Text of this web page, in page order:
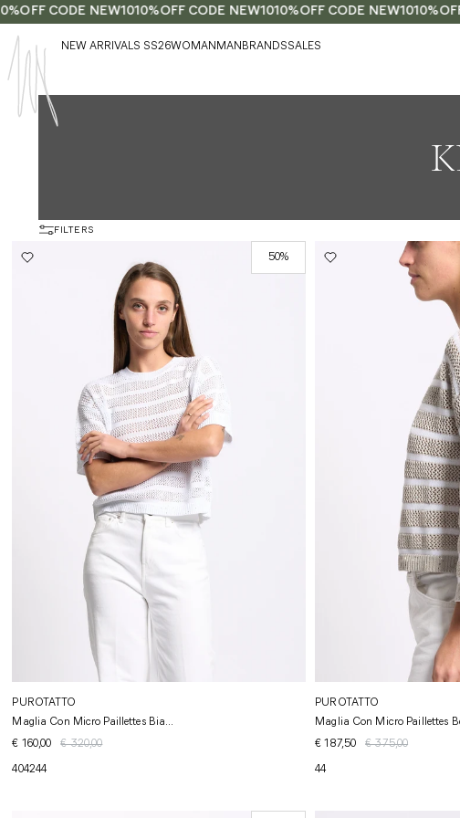
CODE NEW1010%OFF CODE NEW1010%OFF CODE NEW1010%OFF
NEW ARRIVALS SS26WOMAN MAN BRANDSSALES
FILTERS
50%
PUROTATTO
Maglia Con Micro Paillettes Bia...
€ 160,00
€ 320,00
404244
PUROTATTO
Maglia Con Micro Paillettes
€ 187,50
€ 375,00
44